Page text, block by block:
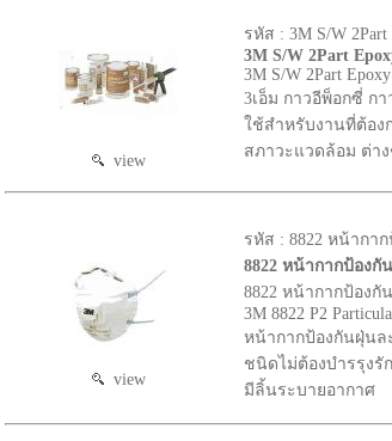
view
รหัส : 3M S/W 2Part
3M S/W 2Part
3M S/W 2Part
3เอ็ม กาวอีพ็อกซี่ ก
ใช้สำหรับงานที่ต้อ
สภาวะแวดล้อม ต่า
view
รหัส : 8822 หน้ากา
8822 หน้ากากป้องกั
8822 หน้ากากป้อง
3M 8822 P2
หน้ากากป้องกันฝุ่นล
ชนิดไม่ต้องบำรรุงรั
มีลิ้นระบายอากาศ